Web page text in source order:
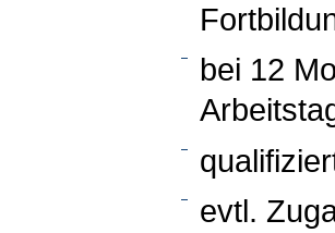
bei 12
evtl.